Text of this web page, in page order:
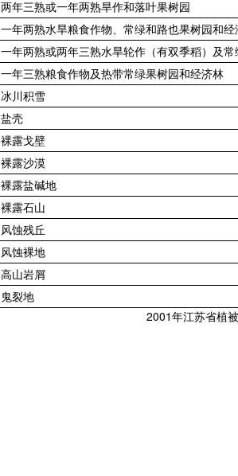
两年三熟或一年两熟旱作和落叶果树园
一年两熟水旱粮食作物、常绿和路也果树园和经
一年两熟或两年三熟水旱轮作（有双季稻）及
一年三熟粮食作物及热带常绿果树园和经济林
冰川积雪
盐壳
裸露戈壁
裸露沙漠
裸露盐碱地
裸露石山
风蚀残丘
风蚀裸地
高山岩屑
鬼裂地